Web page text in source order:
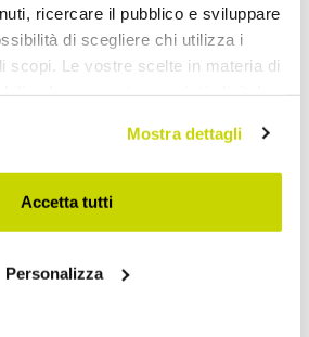
ricercare il pubblico e sviluppare
di scegliere chi utilizza i
scopi. Le vostre scelte in materia di
il proprio consenso in qualsiasi
sui cookie o facendo clic
della privacy.
sulla tua posizione
Mostra dettagli
Accetta tutti
Personalizza